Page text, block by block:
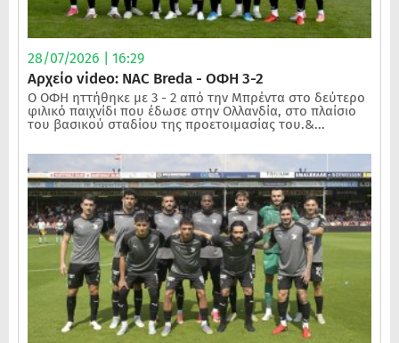
28/07/2026 | 16:29
Αρχείο video: NAC Breda - ΟΦΗ 3-2
Ο ΟΦΗ ηττήθηκε με 3 - 2 από την Μπρέντα στο δεύτερο
φιλικό παιχνίδι που έδωσε στην Ολλανδία, στο πλαίσιο
του βασικού σταδίου της προετοιμασίας του.&...